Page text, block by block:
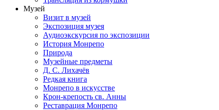
Музей
Визит в музей
Экспозиция музея
Аудиоэкскурсия по экспозиции
История Монрепо
Природа
Музейные предметы
Д. С. Лихачёв
Редкая книга
Монрепо в искусстве
Крон-крепость св. Анны
Реставрация Монрепо